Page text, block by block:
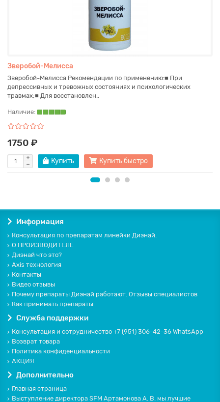
Зверобой-Мелисса
Зверобой-Мелисса Рекомендации по применению:■ При
депрессивных и тревожных состояниях и психологических
травмах;■ Для восстановлен..
Наличие:
1750 ₽
Купить Купить быстро
Информация
Консультация по препаратам линейки Диэнай.
О ПРОИЗВОДИТЕЛЕ
Диэнай что это?
Axis технология
Контакты
Видео отзывы
Почему препараты Диэнай работают. Отзывы специалистов
Как принимать препараты
Служба поддержки
Консультация и сотрудничество +7 (951) 306-42-36 WhatsApp
Возврат товара
Политика конфиденциальности
АКЦИЯ
Дополнительно
Главная страница
Выступление директора SFM Артамонова А. В. мы лучшие